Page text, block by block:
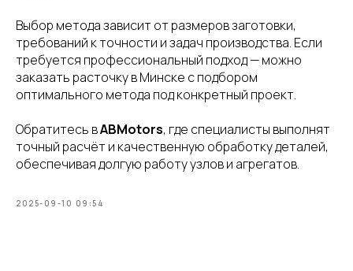
Выбор метода зависит от размеров заготовки,
требований к точности и задач производства. Если
требуется профессиональный подход — можно
заказать расточку в Минске с подбором
оптимального метода под конкретный проект.
Обратитесь вABMotors, где специалисты выполнят
точный расчёт и качественную обработку деталей,
обеспечивая долгую работу узлов и агрегатов.
2025-09-10 09:54